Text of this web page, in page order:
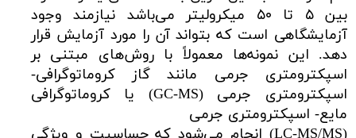
بین ۵ تا ۵۰ میکرولیتر می‌باشد نیازمند وجود
آزمایشگاهی است که بتواند آن را مورد آزمایش قرار
دهد. این نمونه‌ها معمولاً با روش‌های مبتنی بر
اسپکترومتری جرمی مانند گاز کروماتوگرافی-
اسپکترومتری جرمی (GC-MS) یا کروماتوگرافی
مایع- اسپکترومتری جرمی